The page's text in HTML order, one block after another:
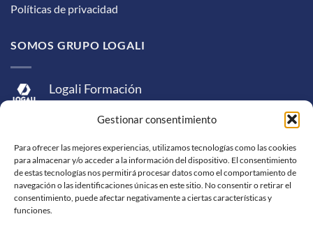
Gestionar consentimiento
Para ofrecer las mejores experiencias, utilizamos tecnologías como las cookies
para almacenar y/o acceder a la información del dispositivo. El consentimiento
de estas tecnologías nos permitirá procesar datos como el comportamiento de
navegación o las identificaciones únicas en este sitio. No consentir o retirar el
consentimiento, puede afectar negativamente a ciertas características y
funciones.
Políticas de privacidad
SOMOS GRUPO LOGALI
Logali Formación
Logali Consultoría
Logali Ingeniería